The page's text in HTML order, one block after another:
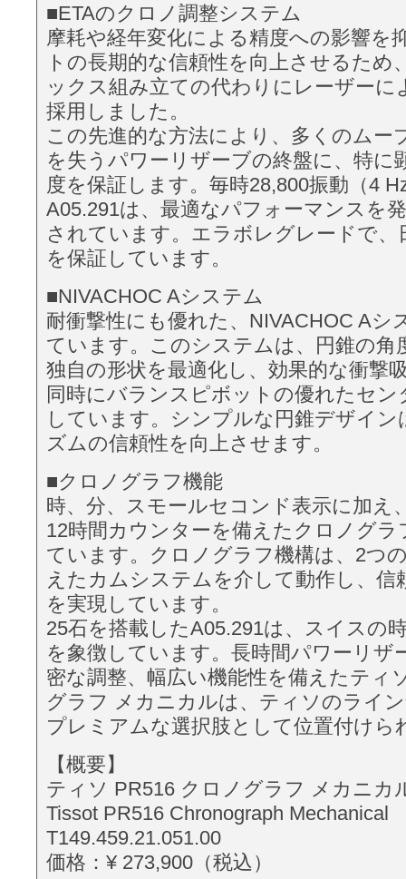
■ETAのクロノ調整システム
摩耗や経年変化による精度への影響を
トの長期的な信頼性を向上させるため
ックス組み立ての代わりにレーザーに
採用しました。
この先進的な方法により、多くのムー
を失うパワーリザーブの終盤に、特に
度を保証します。毎時28,800振動（4
A05.291は、最適なパフォーマンスを
されています。エラボレグレードで、
を保証しています。
■NIVACHOC Aシステム
耐衝撃性にも優れた、NIVACHOC Aシ
ています。このシステムは、円錐の角
独自の形状を最適化し、効果的な衝撃
同時にバランスピボットの優れたセン
しています。シンプルな円錐デザイ
ズムの信頼性を向上させます。
■クロノグラフ機能
時、分、スモールセコンド表示に加え
12時間カウンターを備えたクロノグラ
ています。クロノグラフ機構は、2つ
えたカムシステムを介して動作し、信
を実現しています。
25石を搭載したA05.291は、スイスの
を象徴しています。長時間パワーリザ
密な調整、幅広い機能性を備えたティ
グラフ メカニカルは、ティソのライ
プレミアムな選択肢として位置付けら
【概要】
ティソ PR516 クロノグラフ メカニカ
Tissot PR516 Chronograph Mechanical
T149.459.21.051.00
価格：¥ 273,900（税込）